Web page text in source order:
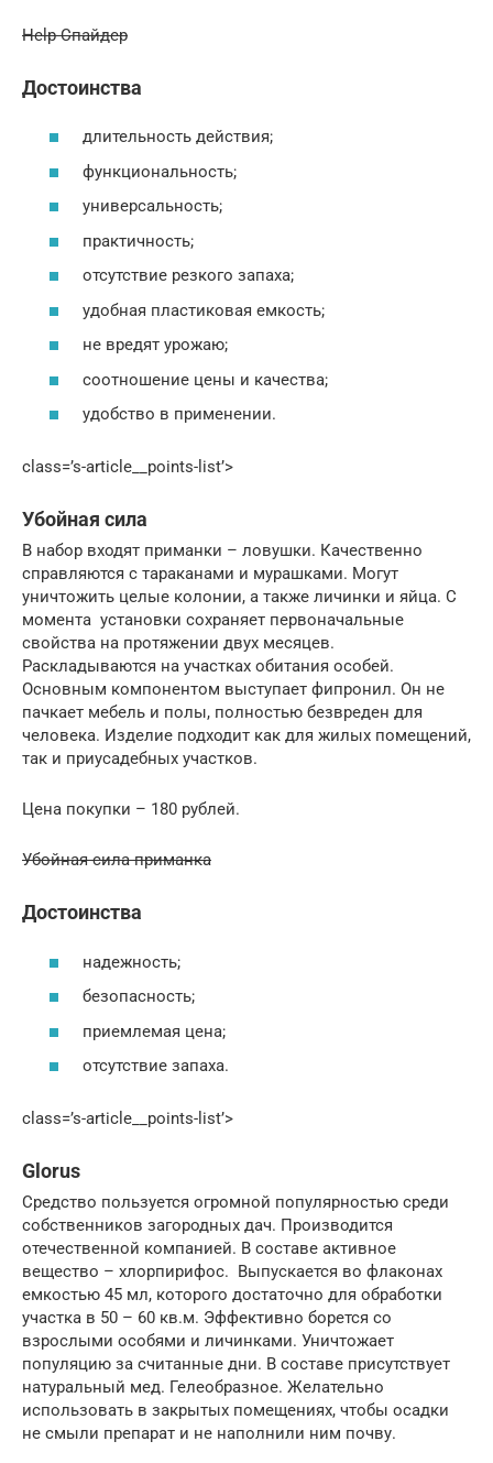
Help Спайдер
Достоинства
длительность действия;
функциональность;
универсальность;
практичность;
отсутствие резкого запаха;
удобная пластиковая емкость;
не вредят урожаю;
соотношение цены и качества;
удобство в применении.
class=’s-article__points-list’>
Убойная сила
В набор входят приманки – ловушки. Качественно
справляются с тараканами и мурашками. Могут
уничтожить целые колонии, а также личинки и яйца. С
момента установки сохраняет первоначальные
свойства на протяжении двух месяцев.
Раскладываются на участках обитания особей.
Основным компонентом выступает фипронил. Он не
пачкает мебель и полы, полностью безвреден для
человека. Изделие подходит как для жилых помещений,
так и приусадебных участков.
Цена покупки – 180 рублей.
Убойная сила приманка
Достоинства
надежность;
безопасность;
приемлемая цена;
отсутствие запаха.
class=’s-article__points-list’>
Glorus
Средство пользуется огромной популярностью среди
собственников загородных дач. Производится
отечественной компанией. В составе активное
вещество – хлорпирифос. Выпускается во флаконах
емкостью 45 мл, которого достаточно для обработки
участка в 50 – 60 кв.м. Эффективно борется со
взрослыми особями и личинками. Уничтожает
популяцию за считанные дни. В составе присутствует
натуральный мед. Гелеобразное. Желательно
использовать в закрытых помещениях, чтобы осадки
не смыли препарат и не наполнили ним почву.